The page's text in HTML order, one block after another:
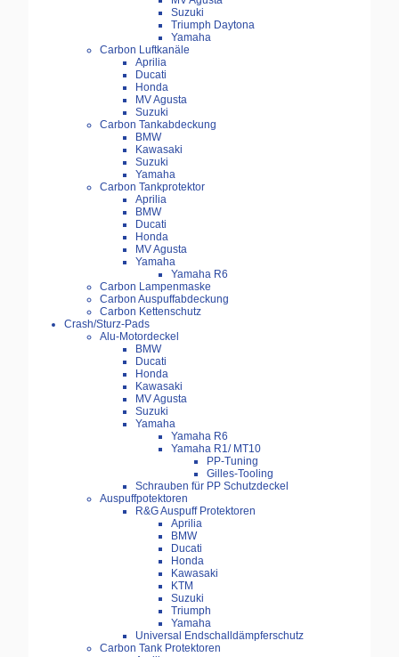
Suzuki
Triumph Daytona
Yamaha
Carbon Luftkanäle
Aprilia
Ducati
Honda
MV Agusta
Suzuki
Carbon Tankabdeckung
BMW
Kawasaki
Suzuki
Yamaha
Carbon Tankprotektor
Aprilia
BMW
Ducati
Honda
MV Agusta
Yamaha
Yamaha R6
Carbon Lampenmaske
Carbon Auspuffabdeckung
Carbon Kettenschutz
Crash/Sturz-Pads
Alu-Motordeckel
BMW
Ducati
Honda
Kawasaki
MV Agusta
Suzuki
Yamaha
Yamaha R6
Yamaha R1/ MT10
PP-Tuning
Gilles-Tooling
Schrauben für PP Schutzdeckel
Auspuffpotektoren
R&G Auspuff Protektoren
Aprilia
BMW
Ducati
Honda
Kawasaki
KTM
Suzuki
Triumph
Yamaha
Universal Endschalldämpferschutz
Carbon Tank Protektoren